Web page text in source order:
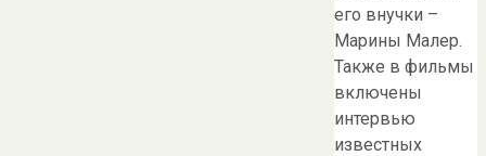
его внучки –
Марины Малер.
Также в фильмы
включены
интервью
известных